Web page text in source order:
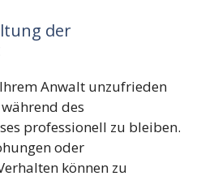
der
Anwalt unzufrieden
des
professionell zu bleiben.
oder
können zu